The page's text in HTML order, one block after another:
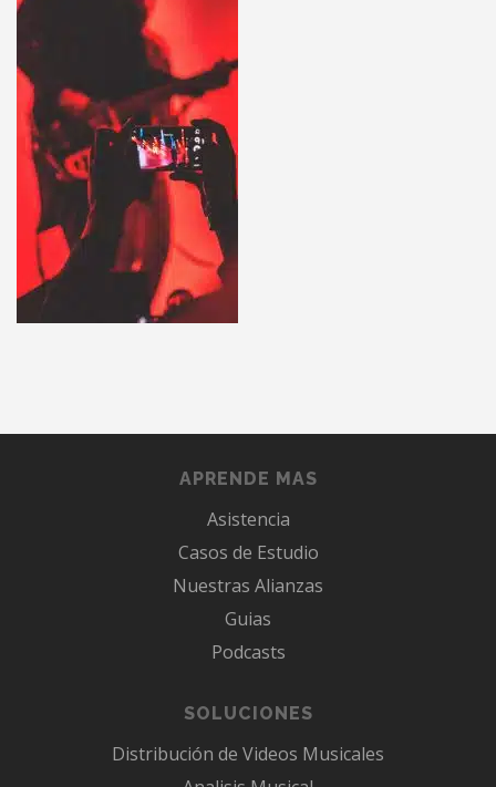
APRENDE MAS
Asistencia
Casos de Estudio
Nuestras Alianzas
Guias
Podcasts
SOLUCIONES
Distribución de Videos Musicales